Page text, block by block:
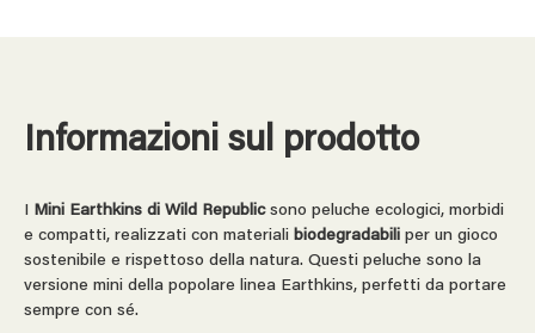
Informazioni sul prodotto
I Mini Earthkins di Wild Republicsono peluche ecologici, morbidi
e compatti, realizzati con materiali biodegradabili per un gioco
sostenibile e rispettoso della natura. Questi peluche sono la
versione mini della popolare linea Earthkins, perfetti da portare
sempre con sé.